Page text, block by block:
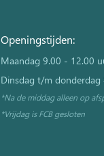
Openingstijden:
Maandag 9.00 - 12.00
Dinsdag t/m
*Na de middag alleen op
*Vrijdag is FCB gesloten